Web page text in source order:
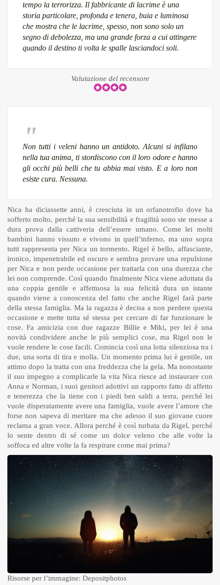
tempo la terrorizza. Il fabbricante di lacrime è una
storia particolare, profonda e tenera, buia e luminosa
che mostra che le lacrime, spesso, non sono solo un
segno di debolezza, ma una grande forza a cui attingere
quando il destino ti volta le spalle lasciandoci soli.
Valutazione del recensore
Non tutti i veleni hanno un antidoto. Alcuni si infilano
nella tua anima, ti stordiscono con il loro odore e hanno
gli occhi più belli che tu abbia mai visto. E a loro non
esiste cura. Nessuna.
Nica ha diciassette anni, è cresciuta in un orfanotrofio dove ha
sofferto molto, perché la sua sensibilità e fragilità sono ste messe a
dura prova dalla cattiveria dell’essere umano. Come lei molti
bambini hanno vissuto e vivono in quell’inferno, ma uno sopra
tutti rappresenta per Nica un tormento. Rigel è bello, affasciante,
ironico, impenetrabile ed oscuro e sembra provare una repulsione
per Nica e non perde occasione per trattarla con una durezza che
lei non comprende. Così quando finalmente Nica viene adottata da
una coppia gentile e affettuosa la sua felicità dura un istante
quando viene a conoscenza del fatto che anche Rigel farà parte
della stessa famiglia. Ma la ragazza è decisa a non perdere questa
occasione e mette tutta sé stessa per cercare di far funzionare le
cose. Fa amicizia con due ragazze Billie e Miki, per lei è una
novità condividere anche le più semplici cose, ma Rigel non le
vuole rendere le cose facili. Comincia così una lotta silenziosa tra i
due, una sorta di tira e molla. Un momento prima lui è gentile, un
attimo dopo la tratta con una freddezza che la gela. Ma nonostante
il suo impegno a complicarle la vita Nica riesce ad instaurare con
Anna e Norman, i suoi genitori adottivi un rapporto fatto di affetto
e tenerezza che la tiene con i piedi ben saldi a terra, perché lei
vuole disperatamente avere una famiglia, vuole avere l’amore che
forse non sapeva di meritare ma che adesso il suo giovane cuore
reclama a gran voce. Allora perché è così turbata da Rigel, perché
lo sente dentro di sé come un dolce veleno che alle volte la
soffoca ed altre volte la fa respirare come mai prima?
Risorse per l’immagine: Depositphotos